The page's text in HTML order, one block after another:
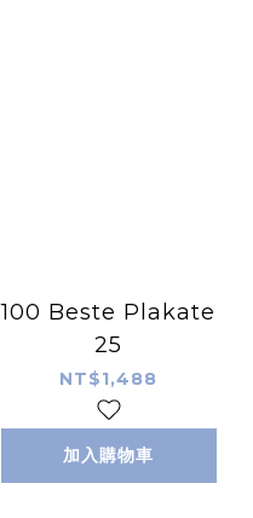
100 Beste Plakate
25
NT$1,488
加入購物車